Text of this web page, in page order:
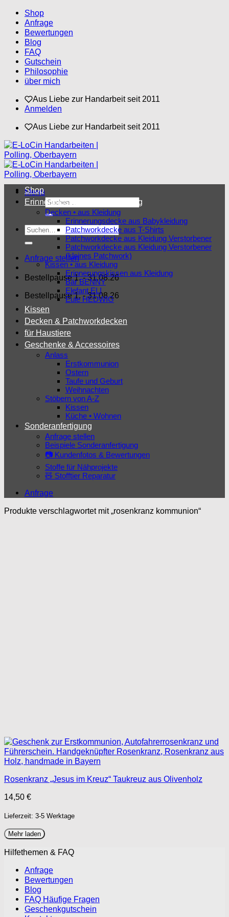
Zum
Inhalt
springen
Shop
Anfrage
Bewertungen
Blog
FAQ
Gutschein
Philosophie
über mich
Aus Liebe zur Handarbeit seit 2011
Anmelden
Aus Liebe zur Handarbeit seit 2011
Menü
Suchen
nach:
Suchen
nach:
Anfrage stellen
Bestellpause 1. - 31.08.26
Bestellpause 1. - 31.08.26
Shop
Erinnerungsstücke aus Kleidung
Decken • aus Kleidung
Erinnerungsdecke aus Babykleidung
Patchworkdecke aus T-Shirts
Patchworkdecke aus Kleidung Verstorbener
Patchworkdecke aus Kleidung Verstorbener
(kleines Patchwork)
Kissen • aus Kleidung
Erinnerungskissen aus Kleidung
Bär BENNY
Elefant ELI
Eule HEDWIG
Kissen
Decken & Patchworkdecken
für Haustiere
Geschenke & Accessoires
Anlass
Erstkommunion
Ostern
Taufe und Geburt
Weihnachten
Stöbern von A-Z
Kissen
Küche • Wohnen
Sonderanfertigung
Anfrage stellen
Beispiele Sonderanfertigung
📷 Kundenfotos & Bewertungen
Stoffe für Nähprojekte
🧸 Stofftier Reparatur
Anfrage
Produkte verschlagwortet mit „rosenkranz kommunion“
Rosenkranz „Jesus im Kreuz“ Taukreuz aus Olivenholz
14,50 €
Lieferzeit: 3-5 Werktage
Mehr laden
Hilfethemen & FAQ
Anfrage
Bewertungen
Blog
FAQ Häufige Fragen
Geschenkgutschein